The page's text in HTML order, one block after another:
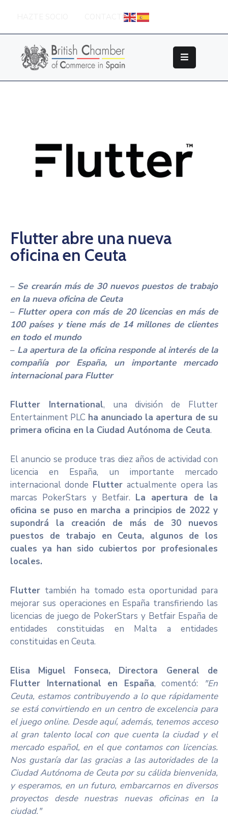
CONTACTO
Sobre
British
Chamber
Trabajo
Noticias
Flutter abre una nueva
oficina en Ceuta
– Se crearán más de 30 nuevos puestos de trabajo
en la nueva oficina de Ceuta
– Flutter opera con más de 20 licencias en más de
100 países y tiene más de 14 millones de clientes
en todo el mundo
– La apertura de la oficina responde al interés de la
compañía por España, un importante mercado
internacional para Flutter
Flutter International, una división de Flutter
Entertainment PLC ha anunciado la apertura de su
primera oficina en la Ciudad Autónoma de Ceuta.
El anuncio se produce tras diez años de actividad con
licencia en España, un importante mercado
internacional donde Flutteractualmente opera las
marcas PokerStars y Betfair. La apertura de la
oficina se puso en marcha a principios de 2022 y
supondrá la creación de más de 30 nuevos
puestos de trabajo en Ceuta, algunos de los
cuales ya han sido cubiertos por profesionales
locales.
Flutter también ha tomado esta oportunidad para
mejorar sus operaciones en España transfiriendo las
licencias de juego de PokerStars y Betfair España de
entidades constituidas en Malta a entidades
constituidas en Ceuta.
Elisa Miguel Fonseca, Directora General de
Flutter International en España, comentó:
"En
Ceuta, estamos contribuyendo a lo que rápidamente
se está convirtiendo en un centro de excelencia para
el juego online. Desde aquí, además, tenemos acceso
al gran talento local con que cuenta la ciudad y el
mercado español, en el que contamos con licencias.
Nos gustaría dar las gracias a las autoridades de la
Ciudad Autónoma de Ceuta por su cálida bienvenida,
y esperamos, en un futuro, embarcarnos en diversos
proyectos desde nuestras nuevas oficinas en la
ciudad."